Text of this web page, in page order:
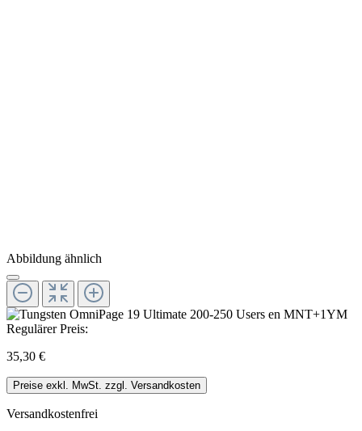
Abbildung ähnlich
Regulärer Preis:
35,30 €
Preise exkl. MwSt. zzgl. Versandkosten
Versandkostenfrei